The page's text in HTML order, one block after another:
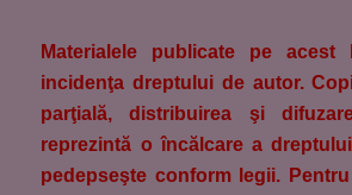
Materialele publicate pe
incidenţa dreptului de autor.
parţială, distribuirea şi
reprezintă o încălcare a
pedepseşte conform legii.